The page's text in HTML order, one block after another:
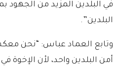
في البلدين المزيد من الجهود
البلدين”.
وتابع العماد عباس: “نحن
أمن البلدين واحد، لأن